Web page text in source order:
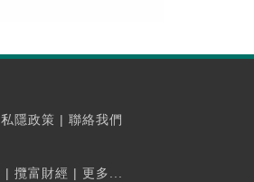
私隱政策 | 聯絡我們
| 攬富財經 | 更多...